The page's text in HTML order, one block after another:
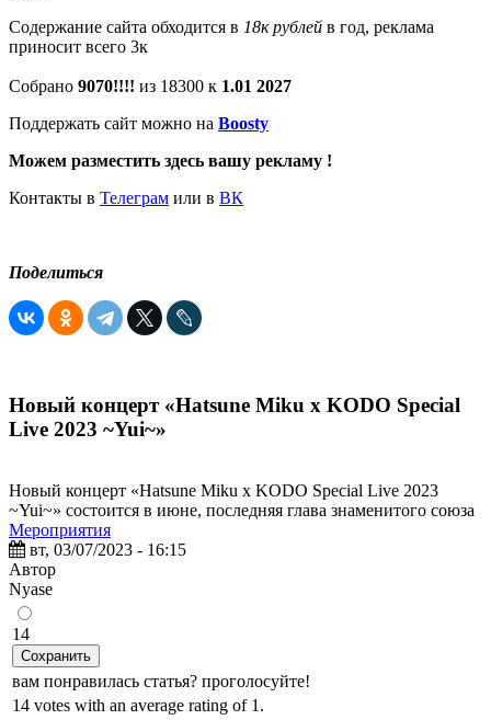
Содержание сайта обходится в 18к рублей в год, реклама
приносит всего 3к
Собрано 9070!!!! из 18300 к 1.01 2027
Поддержать сайт можно на Boosty
Можем разместить здесь вашу рекламу !
Контакты в Телеграм или в ВК
Поделиться
Новый концерт «Hatsune Miku x KODO Special
Live 2023 ~Yui~»
Новый концерт «Hatsune Miku x KODO Special Live 2023
~Yui~» состоится в июне, последняя глава знаменитого союза
Мероприятия
вт, 03/07/2023 - 16:15
Автор
Nyase
14
Сохранить
вам понравилась статья? проголосуйте!
14 votes with an average rating of 1.